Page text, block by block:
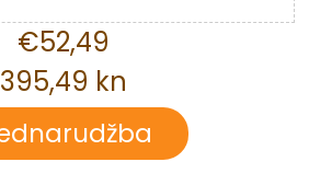
€52,49
395,49 kn